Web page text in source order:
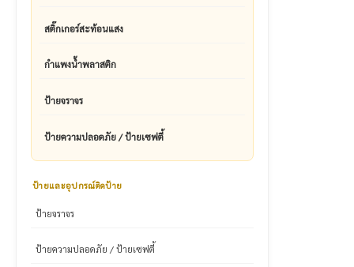
สติ๊กเกอร์สะท้อนแสง
กำแพงน้ำพลาสติก
ป้ายจราจร
ป้ายความปลอดภัย / ป้ายเซฟตี้
ป้ายและอุปกรณ์ติดป้าย
ป้ายจราจร
ป้ายความปลอดภัย / ป้ายเซฟตี้